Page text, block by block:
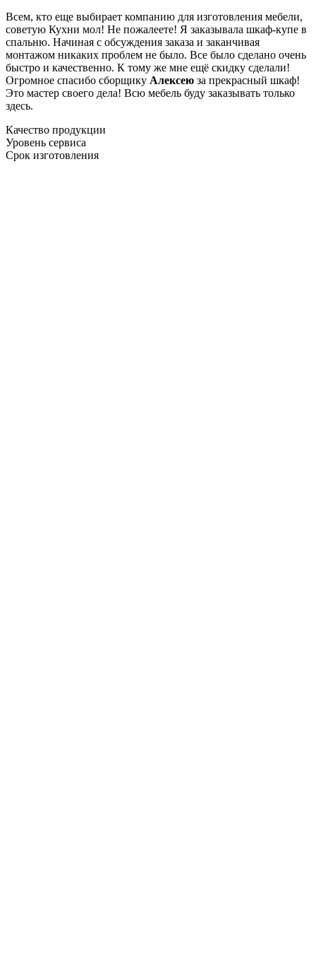
Всем, кто еще выбирает компанию для изготовления мебели,
советую Кухни мол! Не пожалеете! Я заказывала шкаф-купе в
спальню. Начиная с обсуждения заказа и заканчивая
монтажом никаких проблем не было. Все было сделано очень
быстро и качественно. К тому же мне ещё скидку сделали!
Огромное спасибо сборщику Алексею за прекрасный шкаф!
Это мастер своего дела! Всю мебель буду заказывать только
здесь.
Качество продукции
Уровень сервиса
Срок изготовления